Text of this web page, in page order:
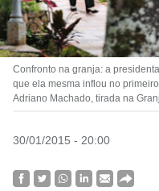
Confronto na granja: a
que ela mesma inflou no
Adriano Machado, tirada na
30/01/2015 - 20:00